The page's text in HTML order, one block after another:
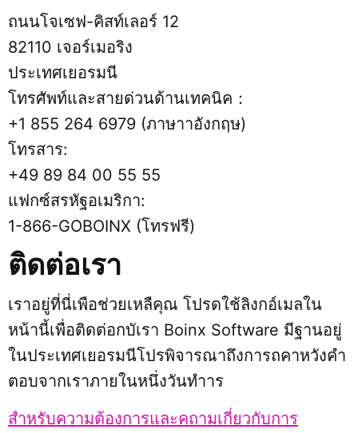
ถนนโจเซฟ-คิสท์เลอร์ 12
82110 เจอร์เมอริง
ประเทศเยอรมนี
โทรศัพท์และสายด่วนด้านเทคนิค：
+1 855 264 6979 (ภาษาาอังกฤษ)
โทรสาร:
+49 89 84 00 55 55
แฟกซ์สรหัฐอเมริกา:
1-866-GOBOINX (โทรฟรี)
ติดต่อเรา
เราอยู่ที่นี่เพือช่วยเหลืคุณ โปรดใช้ลิงกอ์เมลใน
หน้านี้เพื่อติดต่อกบัเรา Boinx Software มีฐานอยู่
ในประเทศเยอรมนีโปรพิจารณาถึงการถคาหวังคำ
ตอบจากเราภายในหนึ่งวันทำาร
สำหรับความต้องการและคถามเกี่ยวกับการ